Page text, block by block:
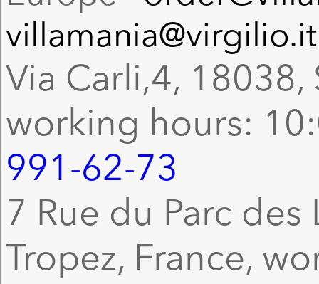
villamania@virgilio.it
Via Carli,4, 18038,
working hours:
991-62-73
7 Rue du Parc
Tropez, France,